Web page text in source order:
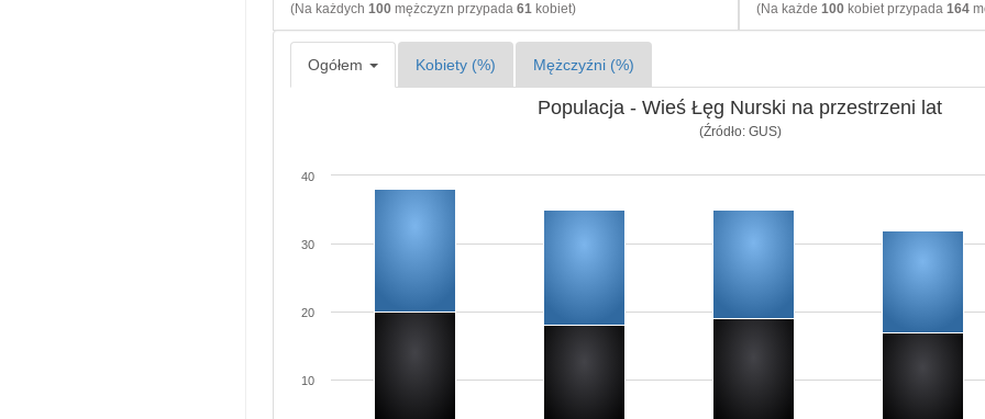
(Na każdych 100mężczyzn przypada 61kobiet) (Na każde 100kobiet przypada 164
Ogółem Kobiety (%) Mężczyźni (%)
Populacja - Wieś Łęg Nurski na przestrzeni lat
(Źródło: GUS)
10
20
30
40